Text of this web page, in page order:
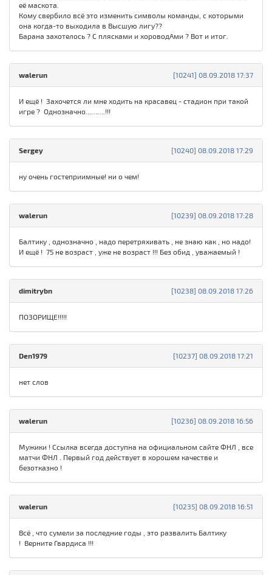
её маскота.
Кому свербило всё это изменить символы команды, с которыми
она когда-то выходила в Высшую лигу??
Барана захотелось ? С плясками и хороводАми ? Вот и итог.
[10241] 08.09.2018 17:37
walerun
И ещё ! Захочется ли мне ходить на красавец - стадион при такой
игре ? Однозначно...…….!!!
[10240] 08.09.2018 17:29
Sergey
ну очень гостеприимные! ни о чем!
[10239] 08.09.2018 17:28
walerun
Балтику , однозначно , надо перетряхивать , не знаю как , но надо!
И ещё ! 75 не возраст , уже не возраст !!! Без обид , уважаемый !
[10238] 08.09.2018 17:26
dimitrybn
ПОЗОРИЩЕ!!!!!
[10237] 08.09.2018 17:21
Den1979
нет слов
[10236] 08.09.2018 16:56
walerun
Мужики ! Ссылка всегда доступна на официальном сайте ФНЛ , все
матчи ФНЛ . Первый год действует в хорошем качестве и
безотказно !
[10235] 08.09.2018 16:51
walerun
Всё , что сумели за последние годы , это развалить Балтику
! Верните Гвардиса !!!